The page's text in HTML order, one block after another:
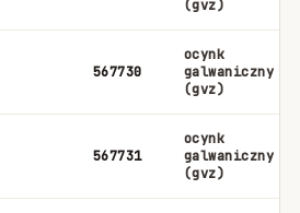
(gvz)
567730
ocynk
galwaniczny
(gvz)
567731
ocynk
galwaniczny
(gvz)